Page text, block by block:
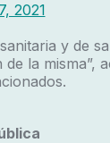
2021
y de
la misma”,